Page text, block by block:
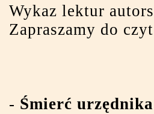
Wykaz lektur
Zapraszamy do
- Śmierć urzędnika